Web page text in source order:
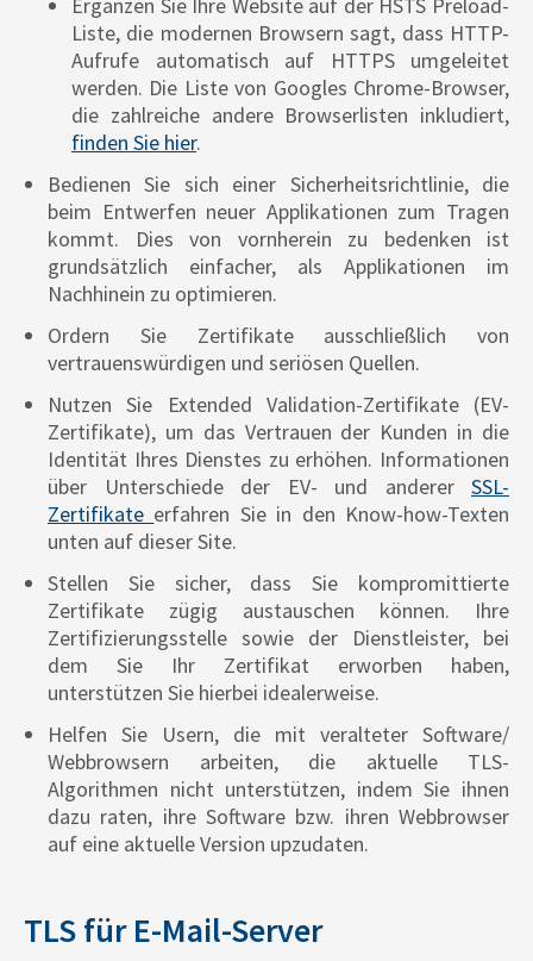
Liste, die modernen Browsern sagt, dass HTTP-
Aufrufe automatisch auf HTTPS umgeleitet
werden. Die Liste von Googles Chrome-Browser,
die zahlreiche andere Browserlisten inkludiert,
finden Sie hier.
Bedienen Sie sich einer Sicherheitsrichtlinie, die
beim Entwerfen neuer Applikationen zum Tragen
kommt. Dies von vornherein zu bedenken ist
grundsätzlich einfacher, als Applikationen im
Nachhinein zu optimieren.
Ordern Sie Zertifikate ausschließlich von
vertrauenswürdigen und seriösen Quellen.
Nutzen Sie Extended Validation-Zertifikate (EV-
Zertifikate), um das Vertrauen der Kunden in die
Identität Ihres Dienstes zu erhöhen. Informationen
über Unterschiede der EV- und anderer SSL-
Zertifikate erfahren Sie in den Know-how-Texten
unten auf dieser Site.
Stellen Sie sicher, dass Sie kompromittierte
Zertifikate zügig austauschen können. Ihre
Zertifizierungsstelle sowie der Dienstleister, bei
dem Sie Ihr Zertifikat erworben haben,
unterstützen Sie hierbei idealerweise.
Helfen Sie Usern, die mit veralteter Software/
Webbrowsern arbeiten, die aktuelle TLS-
Algorithmen nicht unterstützen, indem Sie ihnen
dazu raten, ihre Software bzw. ihren Webbrowser
auf eine aktuelle Version upzudaten.
TLS für E-Mail-Server